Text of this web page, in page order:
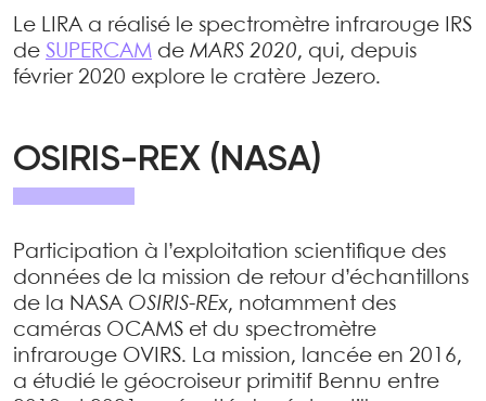
Le LIRA a réalisé le spectromètre infrarouge IRS
de SUPERCAM de MARS 2020, qui, depuis
février 2020 explore le cratère Jezero.
OSIRIS-REX (NASA)
Participation à l’exploitation scientifique des
données de la mission de retour d’échantillons
de la NASA OSIRIS-REx, notamment des
caméras OCAMS et du spectromètre
infrarouge OVIRS. La mission, lancée en 2016,
a étudié le géocroiseur primitif Bennu entre